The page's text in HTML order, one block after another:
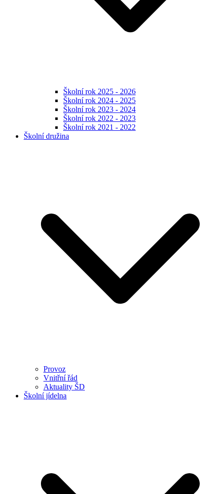
Školní rok 2025 - 2026
Školní rok 2024 - 2025
Školní rok 2023 - 2024
Školní rok 2022 - 2023
Školní rok 2021 - 2022
Školní družina
Provoz
Vnitřní řád
Aktuality ŠD
Školní jídelna